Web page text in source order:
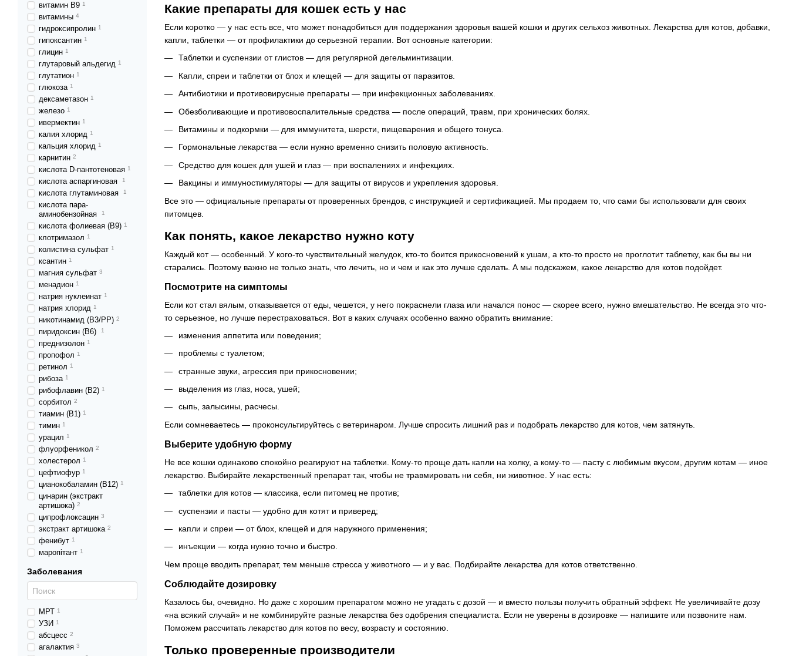
Какие препараты для кошек есть у нас
Если коротко — у нас есть все, что может понадобиться для поддержания здоровья вашей кошки и других сельхоз животных. Лекарства для котов, добавки,
капли, таблетки — от профилактики до серьезной терапии. Вот основные категории:
Таблетки и суспензии от глистов — для регулярной дегельминтизации.
Капли, спреи и таблетки от блох и клещей — для защиты от паразитов.
Антибиотики и противовирусные препараты — при инфекционных заболеваниях.
Обезболивающие и противовоспалительные средства — после операций, травм, при хронических болях.
Витамины и подкормки — для иммунитета, шерсти, пищеварения и общего тонуса.
Гормональные лекарства — если нужно временно снизить половую активность.
Средство для кошек для ушей и глаз — при воспалениях и инфекциях.
Вакцины и иммуностимуляторы — для защиты от вирусов и укрепления здоровья.
Все это — официальные препараты от проверенных брендов, с инструкцией и сертификацией. Мы продаем то, что сами бы использовали для своих
питомцев.
Как понять, какое лекарство нужно коту
Каждый кот — особенный. У кого-то чувствительный желудок, кто-то боится прикосновений к ушам, а кто-то просто не проглотит таблетку, как бы вы ни
старались. Поэтому важно не только знать, что лечить, но и чем и как это лучше сделать. А мы подскажем, какое лекарство для котов подойдет.
Посмотрите на симптомы
Если кот стал вялым, отказывается от еды, чешется, у него покраснели глаза или начался понос — скорее всего, нужно вмешательство. Не всегда это что-
то серьезное, но лучше перестраховаться. Вот в каких случаях особенно важно обратить внимание:
изменения аппетита или поведения;
проблемы с туалетом;
странные звуки, агрессия при прикосновении;
выделения из глаз, носа, ушей;
сыпь, залысины, расчесы.
Если сомневаетесь — проконсультируйтесь с ветеринаром. Лучше спросить лишний раз и подобрать лекарство для котов, чем затянуть.
Выберите удобную форму
Не все кошки одинаково спокойно реагируют на таблетки. Кому-то проще дать капли на холку, а кому-то — пасту с любимым вкусом, другим котам — иное
лекарство. Выбирайте лекарственный препарат так, чтобы не травмировать ни себя, ни животное. У нас есть:
таблетки для котов — классика, если питомец не против;
суспензии и пасты — удобно для котят и приверед;
капли и спреи — от блох, клещей и для наружного применения;
инъекции — когда нужно точно и быстро.
Чем проще вводить препарат, тем меньше стресса у животного — и у вас. Подбирайте лекарства для котов ответственно.
Соблюдайте дозировку
Казалось бы, очевидно. Но даже с хорошим препаратом можно не угадать с дозой — и вместо пользы получить обратный эффект. Не увеличивайте дозу
«на всякий случай» и не комбинируйте разные лекарства без одобрения специалиста. Если не уверены в дозировке — напишите или позвоните нам.
Поможем рассчитать лекарство для котов по весу, возрасту и состоянию.
Только проверенные производители
витамин В9 1
витамины 4
гидроксипролин 1
гипоксантин 1
глицин 1
глутаровый альдегид 1
глутатион 1
глюкоза 1
дексаметазон 1
железо 1
ивермектин 1
калия хлорид 1
кальция хлорид 1
карнитин 2
кислота D-пантотеновая 1
кислота аспаргиновая 1
кислота глутаминовая 1
кислота пара-
аминобензойная
1
кислота фолиевая (В9) 1
клотримазол 1
колистина сульфат 1
ксантин 1
магния сульфат 3
менадион 1
натрия нуклеинат 1
натрия хлорид 1
никотинамид (В3/РР) 2
пиридоксин (В6) 1
преднизолон 1
пропофол 1
ретинол 1
рибоза 1
рибофлавин (В2) 1
сорбитол 2
тиамин (В1) 1
тимин 1
урацил 1
флуорфеникол 2
холестерол 1
цефтиофур 1
цианокобаламин (В12) 1
цинарин (экстракт
артишока) 2
ципрофлоксацин 3
экстракт артишока 2
фенибут 1
маропітант 1
Заболевания
МРТ 1
УЗИ 1
абсцесс 2
агалактия 3